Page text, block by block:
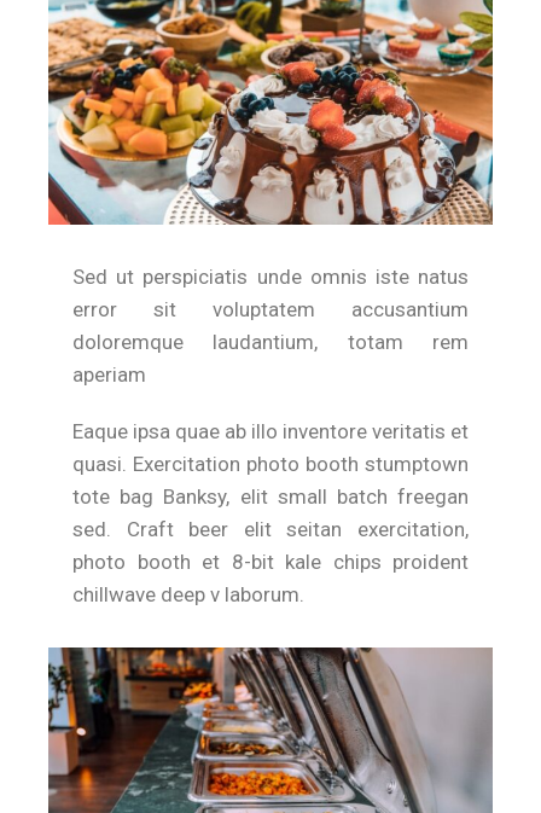
Sed ut perspiciatis unde omnis iste natus
error sit voluptatem accusantium
doloremque laudantium, totam rem
aperiam
Eaque ipsa quae ab illo inventore veritatis et
quasi. Exercitation photo booth stumptown
tote bag Banksy, elit small batch freegan
sed. Craft beer elit seitan exercitation,
photo booth et 8-bit kale chips proident
chillwave deep v laborum.